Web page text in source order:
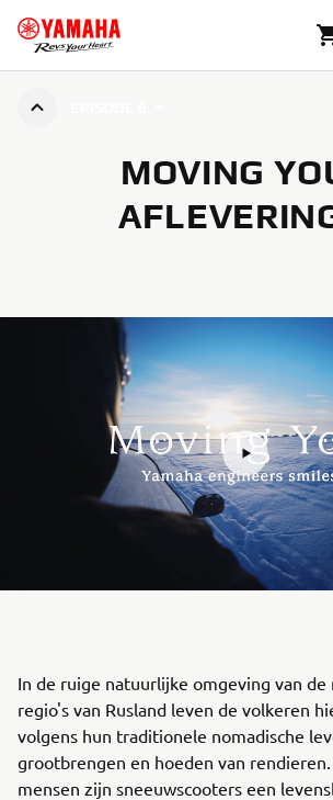
MOVING
In de ruige natuurlijke omgeving van de
regio's van Rusland leven de volkeren
volgens hun traditionele nomadische
grootbrengen en hoeden van
mensen zijn sneeuwscooters een